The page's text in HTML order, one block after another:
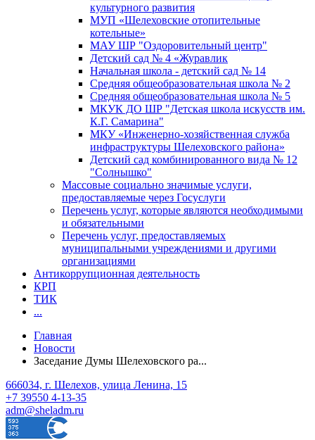
культурного развития
МУП «Шелеховские отопительные
котельные»
МАУ ШР "Оздоровительный центр"
Детский сад № 4 «Журавлик
Начальная школа - детский сад № 14
Средняя общеобразовательная школа № 2
Средняя общеобразовательная школа № 5
МКУК ДО ШР "Детская школа искусств им.
К.Г. Самарина"
МКУ «Инженерно-хозяйственная служба
инфраструктуры Шелеховского района»
Детский сад комбинированного вида № 12
"Солнышко"
Массовые социально значимые услуги,
предоставляемые через Госуслуги
Перечень услуг, которые являются необходимыми
и обязательными
Перечень услуг, предоставляемых
муниципальными учреждениями и другими
организациями
Антикоррупционная деятельность
КРП
ТИК
...
Главная
Новости
Заседание Думы Шелеховского ра...
666034, г. Шелехов, улица Ленина, 15
+7 39550 4-13-35
adm@sheladm.ru